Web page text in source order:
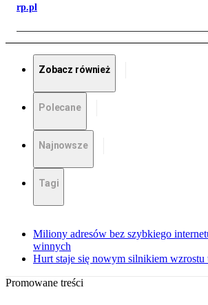
rp.pl
Zobacz również
Polecane
Najnowsze
Tagi
Miliony adresów bez szybkiego
winnych
Hurt staje się nowym silnikiem
Promowane treści